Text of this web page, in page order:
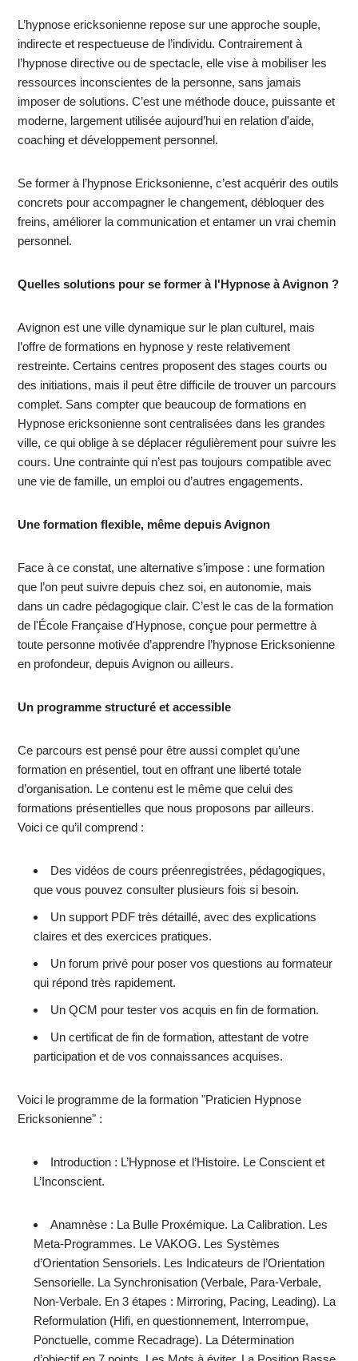
L’hypnose ericksonienne repose sur une approche souple,
indirecte et respectueuse de l’individu. Contrairement à
l’hypnose directive ou de spectacle, elle vise à mobiliser les
ressources inconscientes de la personne, sans jamais
imposer de solutions. C’est une méthode douce, puissante et
moderne, largement utilisée aujourd’hui en relation d'aide,
coaching et développement personnel.
Se former à l’hypnose Ericksonienne, c’est acquérir des outils
concrets pour accompagner le changement, débloquer des
freins, améliorer la communication et entamer un vrai chemin
personnel.
Quelles solutions pour se former à l'Hypnose à Avignon ?
Avignon est une ville dynamique sur le plan culturel, mais
l’offre de formations en hypnose y reste relativement
restreinte. Certains centres proposent des stages courts ou
des initiations, mais il peut être difficile de trouver un parcours
complet. Sans compter que beaucoup de formations en
Hypnose ericksonienne sont centralisées dans les grandes
ville, ce qui oblige à se déplacer régulièrement pour suivre les
cours. Une contrainte qui n’est pas toujours compatible avec
une vie de famille, un emploi ou d’autres engagements.
Une formation flexible, même depuis Avignon
Face à ce constat, une alternative s’impose : une formation
que l’on peut suivre depuis chez soi, en autonomie, mais
dans un cadre pédagogique clair. C’est le cas de la formation
de l'École Française d'Hypnose, conçue pour permettre à
toute personne motivée d’apprendre l’hypnose Ericksonienne
en profondeur, depuis Avignon ou ailleurs.
Un programme structuré et accessible
Ce parcours est pensé pour être aussi complet qu’une
formation en présentiel, tout en offrant une liberté totale
d’organisation. Le contenu est le même que celui des
formations présentielles que nous proposons par ailleurs.
Voici ce qu’il comprend :
Des vidéos de cours préenregistrées, pédagogiques,
que vous pouvez consulter plusieurs fois si besoin.
Un support PDF très détaillé, avec des explications
claires et des exercices pratiques.
Un forum privé pour poser vos questions au formateur
qui répond très rapidement.
Un QCM pour tester vos acquis en fin de formation.
Un certificat de fin de formation, attestant de votre
participation et de vos connaissances acquises.
Voici le programme de la formation "Praticien Hypnose
Ericksonienne" :
Introduction : L’Hypnose et l’Histoire. Le Conscient et
L’Inconscient.
Anamnèse : La Bulle Proxémique. La Calibration. Les
Meta-Programmes. Le VAKOG. Les Systèmes
d’Orientation Sensoriels. Les Indicateurs de l’Orientation
Sensorielle. La Synchronisation (Verbale, Para-Verbale,
Non-Verbale. En 3 étapes : Mirroring, Pacing, Leading). La
Reformulation (Hifi, en questionnement, Interrompue,
Ponctuelle, comme Recadrage). La Détermination